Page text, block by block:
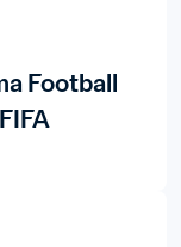
Football